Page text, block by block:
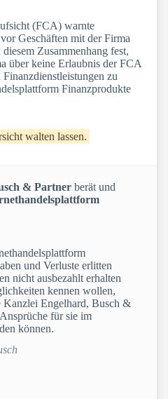
(FCA) warnte
vor Geschäften mit der Firma
Zusammenhang fest,
über keine Erlaubnis der FCA
zu
Finanzprodukte
walten lassen.
& Partner berät und
und Verluste erlitten
nicht ausbezahlt erhalten
kennen wollen,
Kanzlei Engelhard, Busch &
für sie im
können.